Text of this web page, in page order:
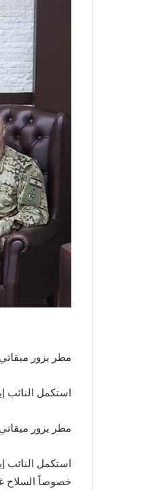
مطر يزور
استكمل النائب
مطر يزور
استكمل النائب
خصوصاً السلاح